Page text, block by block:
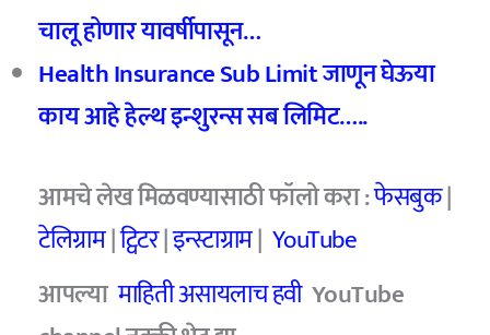
चालू होणार यावर्षीपासून…
Health Insurance Sub Limit जाणून घेऊया
काय आहे हेल्थ इन्शुरन्स सब लिमिट…..
आमचे लेख मिळवण्यासाठी फॉलो करा :फेसबुक|
टेलिग्राम|ट्विटर|इन्स्टाग्राम| YouTube
आपल्यामाहिती असायलाच हवी YouTube